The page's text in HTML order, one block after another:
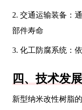
2. 交通运输装备：
部件寿命
3. 化工防腐系统：
四、技术发
新型纳米改性树脂